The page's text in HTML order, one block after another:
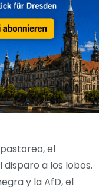
el
a los lobos.
y la AfD, el